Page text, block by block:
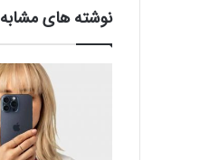
ر
ی
نوشته های مشابه